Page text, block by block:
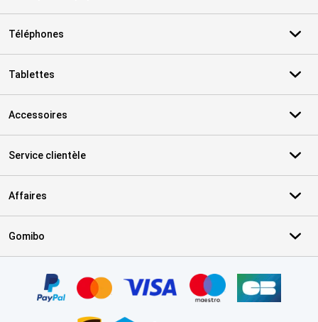
Téléphones
Tablettes
Accessoires
Service clientèle
Affaires
Gomibo